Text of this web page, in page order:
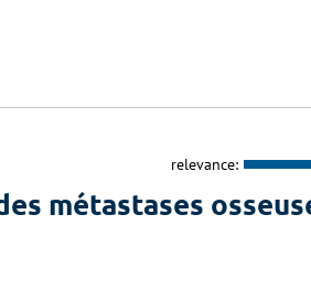
relevance:
métastases